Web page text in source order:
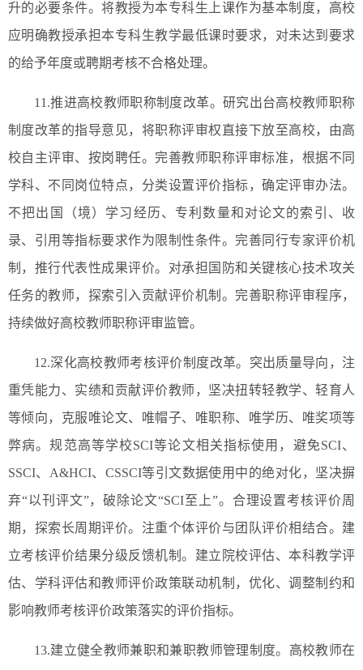
升的必要条件。将教授为本专科生上课作为基本制度，高校
应明确教授承担本专科生教学最低课时要求，对未达到要求
的给予年度或聘期考核不合格处理。
11.推进高校教师职称制度改革。研究出台高校教师职称
制度改革的指导意见，将职称评审权直接下放至高校，由高
校自主评审、按岗聘任。完善教师职称评审标准，根据不同
学科、不同岗位特点，分类设置评价指标，确定评审办法。
不把出国（境）学习经历、专利数量和对论文的索引、收
录、引用等指标要求作为限制性条件。完善同行专家评价机
制，推行代表性成果评价。对承担国防和关键核心技术攻关
任务的教师，探索引入贡献评价机制。完善职称评审程序，
持续做好高校教师职称评审监管。
12.深化高校教师考核评价制度改革。突出质量导向，注
重凭能力、实绩和贡献评价教师，坚决扭转轻教学、轻育人
等倾向，克服唯论文、唯帽子、唯职称、唯学历、唯奖项等
弊病。规范高等学校SCI等论文相关指标使用，避免SCI、
SSCI、A&HCI、CSSCI等引文数据使用中的绝对化，坚决摒
弃“以刊评文”，破除论文“SCI至上”。合理设置考核评价周
期，探索长周期评价。注重个体评价与团队评价相结合。建
立考核评价结果分级反馈机制。建立院校评估、本科教学评
估、学科评估和教师评价政策联动机制，优化、调整制约和
影响教师考核评价政策落实的评价指标。
13.建立健全教师兼职和兼职教师管理制度。高校教师在